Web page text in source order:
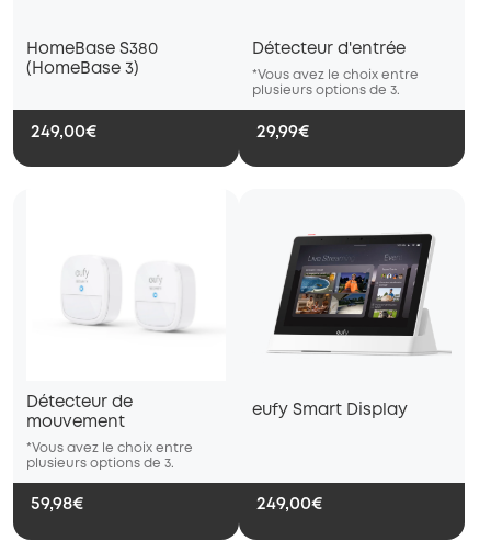
HomeBase S380
(HomeBase 3)
249,00€
Détecteur d'entrée
*Vous avez le choix entre
plusieurs options de 3.
29,99€
Détecteur de
mouvement
*Vous avez le choix entre
plusieurs options de 3.
59,98€
eufy Smart Display
249,00€